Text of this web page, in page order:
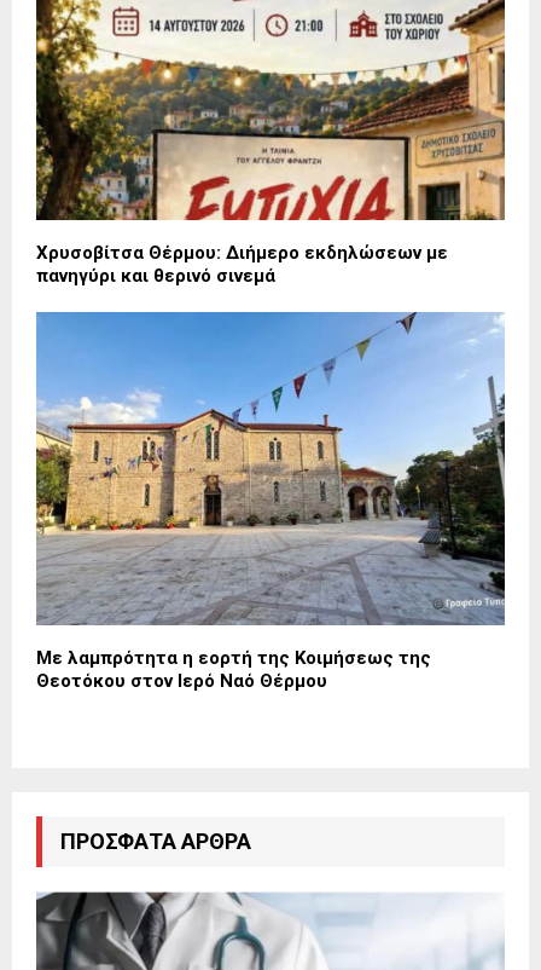
Χρυσοβίτσα Θέρμου: Διήμερο εκδηλώσεων με
πανηγύρι και θερινό σινεμά
Με λαμπρότητα η εορτή της Κοιμήσεως της
Θεοτόκου στον Ιερό Ναό Θέρμου
ΠΡΌΣΦΑΤΑ ΆΡΘΡΑ